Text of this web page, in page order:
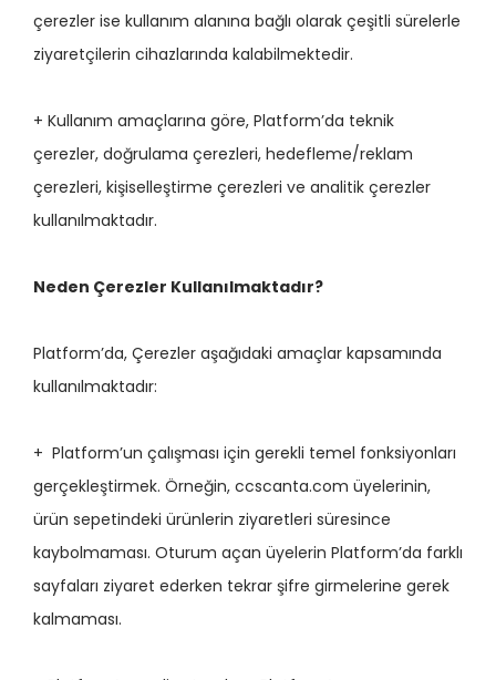
çerezler ise kullanım alanına bağlı olarak çeşitli sürelerle
ziyaretçilerin cihazlarında kalabilmektedir.
+ Kullanım amaçlarına göre, Platform’da teknik
çerezler, doğrulama çerezleri, hedefleme/reklam
çerezleri, kişiselleştirme çerezleri ve analitik çerezler
kullanılmaktadır.
Neden Çerezler Kullanılmaktadır?
Platform’da, Çerezler aşağıdaki amaçlar kapsamında
kullanılmaktadır:
+ Platform’un çalışması için gerekli temel fonksiyonları
gerçekleştirmek. Örneğin, ccscanta.com üyelerinin,
ürün sepetindeki ürünlerin ziyaretleri süresince
kaybolmaması. Oturum açan üyelerin Platform’da farklı
sayfaları ziyaret ederken tekrar şifre girmelerine gerek
kalmaması.